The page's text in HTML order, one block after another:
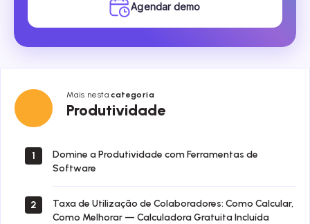
Agendar demo
Mais nestacategoria
Produtividade
Produtividade
1
Domine a Produtividade com Ferramentas de
Software
2
Taxa de Utilização de Colaboradores: Como Calcular,
Como Melhorar — Calculadora Gratuita Incluída